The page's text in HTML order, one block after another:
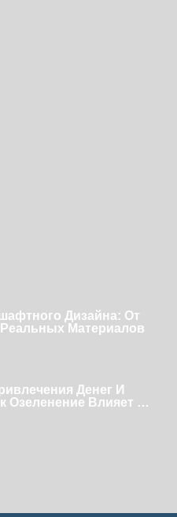
Дизайна: От
Материалов
Денег И
Озеленение Влияет На